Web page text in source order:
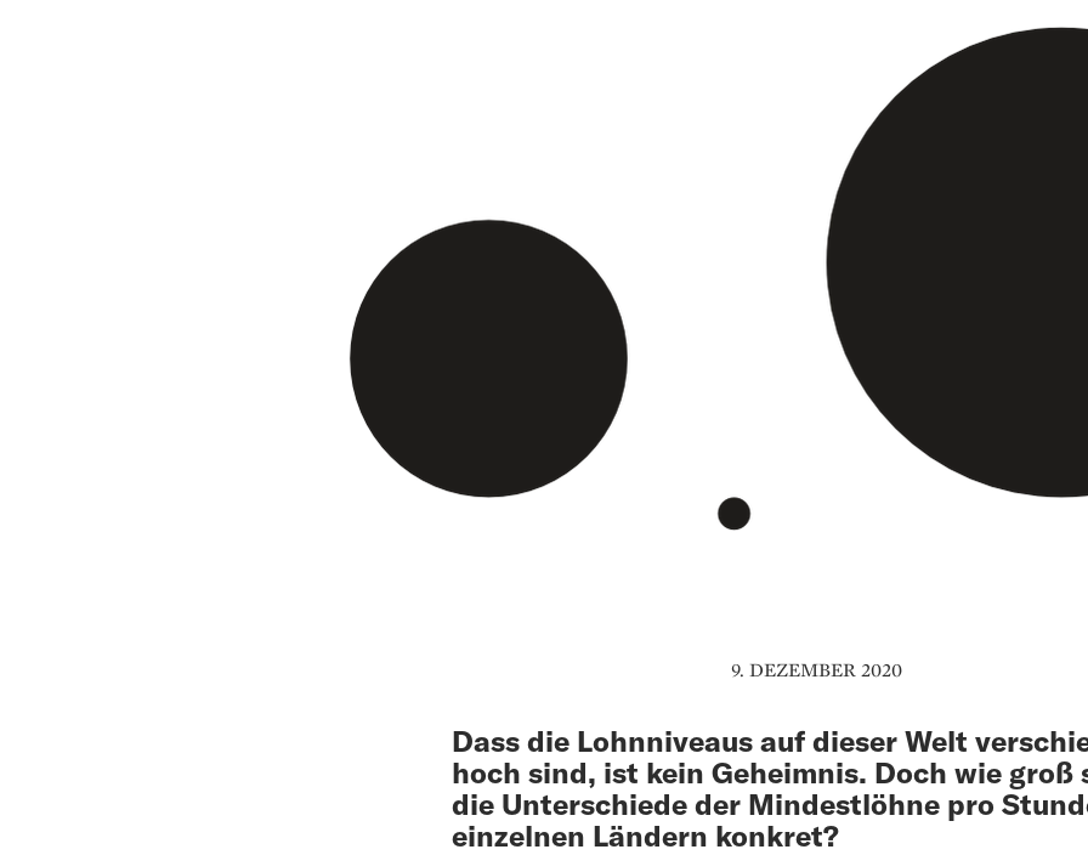
9. DEZEMBER 2020
Dass die Lohnniveaus auf dieser Welt
hoch sind, ist kein Geheimnis. Doch wie groß
die Unterschiede der Mindestlöhne pro
einzelnen Ländern konkret?